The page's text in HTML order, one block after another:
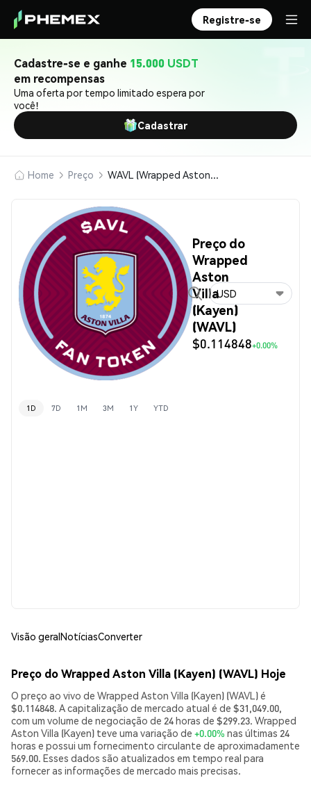
Registre-se
Cadastre-se e ganhe 15.000 USDT
em recompensas
Uma oferta por tempo limitado espera por
você!
Cadastrar
Home Preço WAVL (Wrapped Aston Villa (Kayen))
Preço do
Wrapped
Aston
Villa
(Kayen)
(WAVL)
$0.114848+0.00%
USD
1D 7D 1M 3M 1Y YTD
Visão geralNotíciasConverter
Preço do Wrapped Aston Villa (Kayen) (WAVL) Hoje
O preço ao vivo de Wrapped Aston Villa (Kayen) (WAVL) é
$0.114848. A capitalização de mercado atual é de $31,049.00,
com um volume de negociação de 24 horas de $299.23. Wrapped
Aston Villa (Kayen) teve uma variação de +0.00% nas últimas 24
horas e possui um fornecimento circulante de aproximadamente
569.00. Esses dados são atualizados em tempo real para
fornecer as informações de mercado mais precisas.